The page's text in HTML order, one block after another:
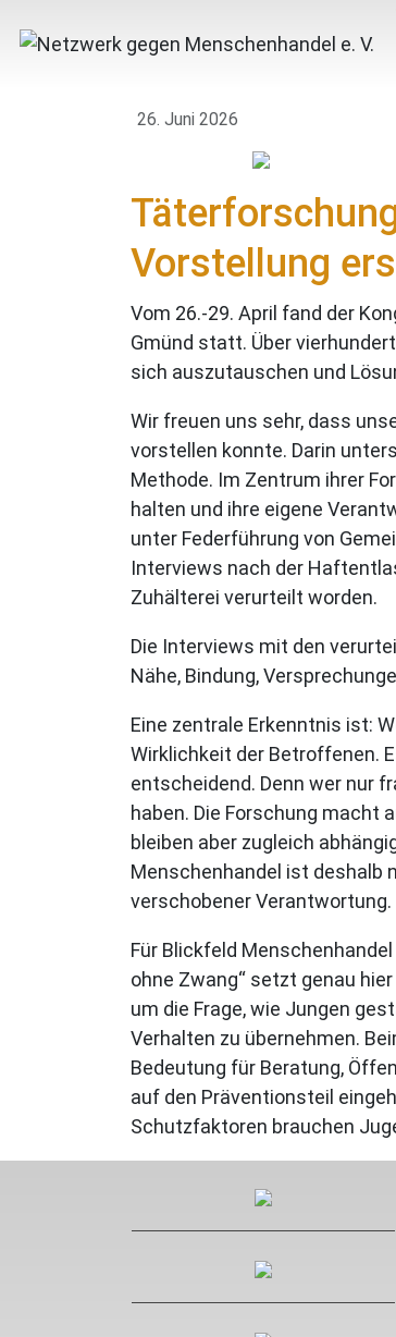
26. Juni 2026
Vorstellung
Vom 26.-29. April fand der
Gmünd statt. Über
sich auszutauschen und
Wir freuen uns sehr, dass
vorstellen konnte. Darin
Methode. Im Zentrum ihrer
halten und ihre eigene
unter Federführung von
Interviews nach der
Zuhälterei verurteilt worden.
Die Interviews mit den
Nähe, Bindung,
Eine zentrale Erkenntnis ist:
Wirklichkeit der Betroffenen.
entscheidend. Denn wer nur
haben. Die Forschung macht
bleiben aber zugleich
Menschenhandel ist deshalb
verschobener Verantwortung.
Für Blickfeld
ohne Zwang“ setzt genau
um die Frage, wie Jungen
Verhalten zu übernehmen.
Bedeutung für Beratung,
auf den Präventionsteil
Schutzfaktoren brauchen